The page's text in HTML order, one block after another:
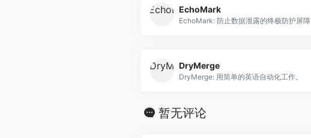
EchoMark
EchoMark: 防止数据泄露的终极防护屏障
DryMerge
DryMerge: 用简单的英语自动化工作。
暂无评论